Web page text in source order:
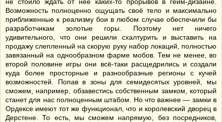
Возможность полноценно ощущать своё тело и максимально
приближенные к реализму бои в любом случае обеспечили бы
разработчикам золотые горы. Поэтому нет ничего
удивительного, что они решили схалтурить и выставить на
продажу слепленный на скорую руку набор локаций, полностью
завязанный на однообразном фарме мобов. Тем не менее, во
второй половине игры они всё-таки расщедрились и создали
куда более просторные и разнообразные регионы с кучей
возможностей. Попав в зоны для семидесятых уровней, мы
сможем, например, обзавестись собственным замком, который
станет для нас полноценным штабом. Но что важнее — замки в
Ордексе имеют тот же функционал, что и королевский дворец в
Дерстене. То есть, мы сможем напрямую, без посредников,